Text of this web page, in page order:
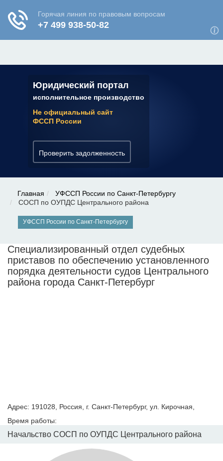
Юридический портал
исполнительное производство
Не официальный сайт
ФССП России
Проверить задолженность
✆ 7 (800) 350-22-64
Главная
УФССП России по Санкт-Петербургу
СОСП по ОУПДС Центрального района
УФССП России по Санкт-Петербургу
Специализированный отдел судебных
приставов по обеспечению установленного
порядка деятельности судов Центрального
района города Санкт-Петербург
Адрес: 191028, Россия, г. Санкт-Петербург, ул. Кирочная,
Время работы:
Начальство СОСП по ОУПДС Центрального района